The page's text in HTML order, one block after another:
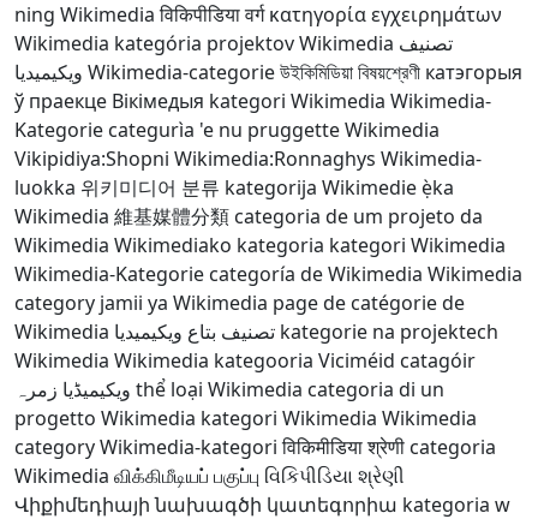
ning Wikimedia विकिपीडिया वर्ग κατηγορία εγχειρημάτων
Wikimedia kategória projektov Wikimedia تصنيف
ويكيميديا Wikimedia-categorieউইকিমিডিয়া বিষয়শ্রেণী катэгорыя
ў праекце Вікімедыя kategori Wikimedia Wikimedia-
Kategorie categurìa 'e nu pruggette Wikimedia
Vikipidiya:Shopni Wikimedia:Ronnaghys Wikimedia-
luokka 위키미디어 분류 kategorija Wikimedie ẹ̀ka
Wikimedia 維基媒體分類 categoria de um projeto da
Wikimedia Wikimediako kategoria kategori Wikimedia
Wikimedia-Kategorie categoría de Wikimedia Wikimedia
category jamii ya Wikimedia page de catégorie de
Wikimedia تصنيف بتاع ويكيميديا kategorie na projektech
Wikimedia Wikimedia kategooria Viciméid catagóir
ویکیمیڈیا زمرہ thể loại Wikimedia categoria di un
progetto Wikimedia kategori Wikimedia Wikimedia
categoryWikimedia-kategori विकिमीडिया श्रेणी categoria
Wikimedia விக்கிமீடியப் பகுப்பு વિકિપીડિયા શ્રેણી
Վիքիմեդիայի նախագծի կատեգորիա kategoria w